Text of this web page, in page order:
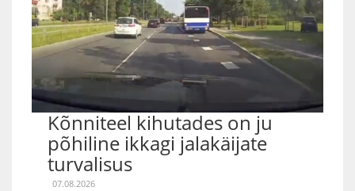
Kõnniteel kihutades on ju
põhiline ikkagi jalakäijate
turvalisus
07.08.2026